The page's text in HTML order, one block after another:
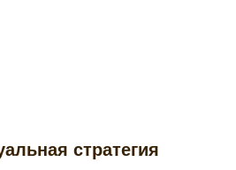
стратегия